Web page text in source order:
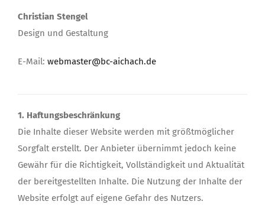
Christian Stengel
Design und Gestaltung
E-Mail: webmaster@bc-aichach.de
1. Haftungsbeschränkung
Die Inhalte dieser Website werden mit größtmöglicher
Sorgfalt erstellt. Der Anbieter übernimmt jedoch keine
Gewähr für die Richtigkeit, Vollständigkeit und Aktualität
der bereitgestellten Inhalte. Die Nutzung der Inhalte der
Website erfolgt auf eigene Gefahr des Nutzers.